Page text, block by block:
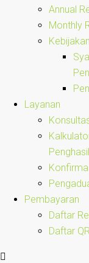
Annual
Monthly
Layanan
Pembayaran
Daftar
Daftar